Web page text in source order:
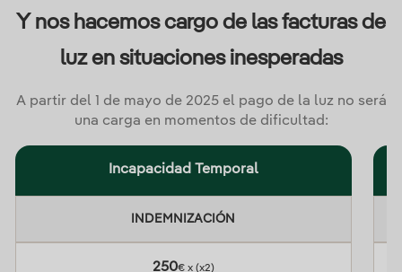
Y nos hacemos cargo de las facturas de
luz en situaciones inesperadas
A partir del 1 de mayo de 2025 el pago de la luz no será
una carga en momentos de dificultad:
Incapacidad Temporal
INDEMNIZACIÓN
250€ x (x2)